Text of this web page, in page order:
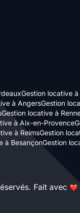
Gestion locative à
à AngersGestion
Gestion locative à
à Aix-en-Provence
à ReimsGestion
à BesançonGestion
Fait avec